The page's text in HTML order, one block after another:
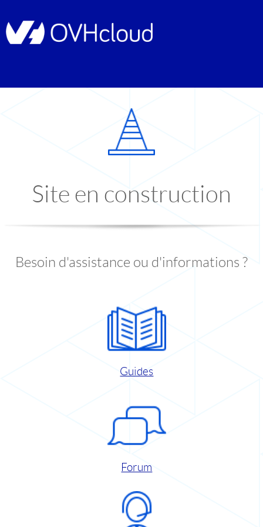
Site en construction
Besoin d'assistance ou d'informations ?
Guides
Forum